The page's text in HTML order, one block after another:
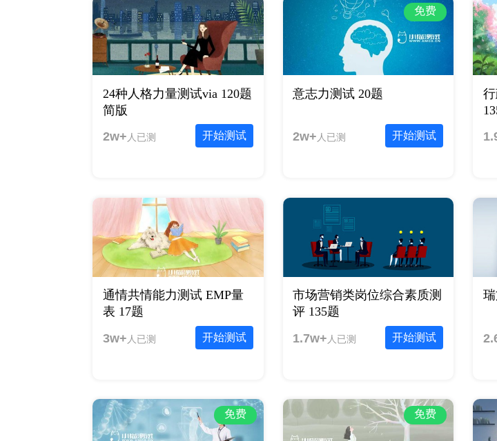
24种人格力量测试via 120题
简版
开始测试
2w+ 人已测
免费
意志力测试 20题
开始测试
2w+ 人已测
通情共情能力测试 EMP量
表 17题
开始测试
3w+ 人已测
市场营销类岗位综合素质测
评 135题
开始测试
1.7w+ 人已测
免费 免费